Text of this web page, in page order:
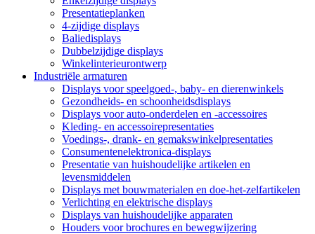
Presentatieplanken
4-zijdige displays
Baliedisplays
Dubbelzijdige displays
Winkelinterieurontwerp
Industriële armaturen
Displays voor speelgoed-, baby- en dierenwinkels
Gezondheids- en schoonheidsdisplays
Displays voor auto-onderdelen en -accessoires
Kleding- en accessoirepresentaties
Voedings-, drank- en gemakswinkelpresentaties
Consumentenelektronica-displays
Presentatie van huishoudelijke artikelen en
levensmiddelen
Displays met bouwmaterialen en doe-het-zelfartikelen
Verlichting en elektrische displays
Displays van huishoudelijke apparaten
Houders voor brochures en bewegwijzering